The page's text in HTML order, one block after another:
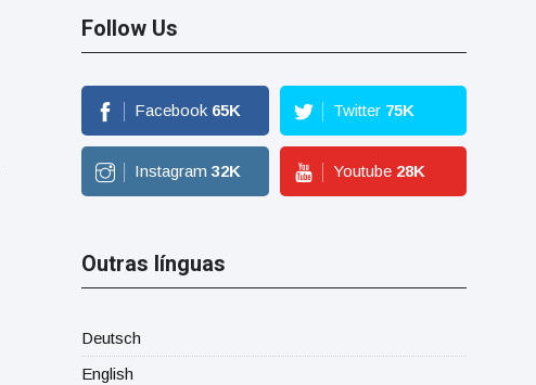
Follow Us
Facebook 65K Twitter 75K
Instagram 32K Youtube 28K
Outras línguas
Deutsch
English